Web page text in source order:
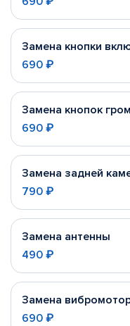
Замена кнопки
690 ₽
Замена кнопок
690 ₽
Замена задней
790 ₽
Замена антенны
490 ₽
Замена
690 ₽